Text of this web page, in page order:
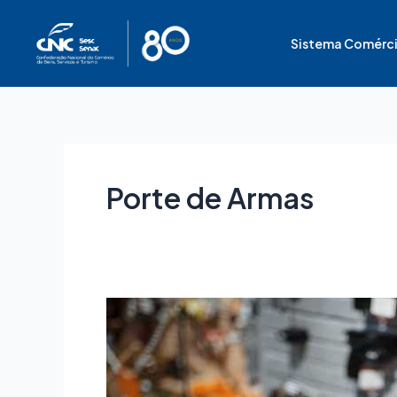
Sistema
Porte de Armas
Comissão
rejeita
proposta
que